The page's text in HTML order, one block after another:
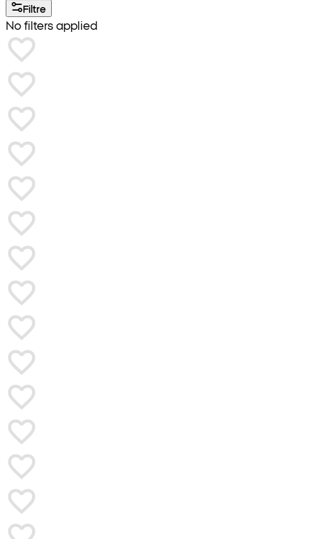
Filtre
No filters applied